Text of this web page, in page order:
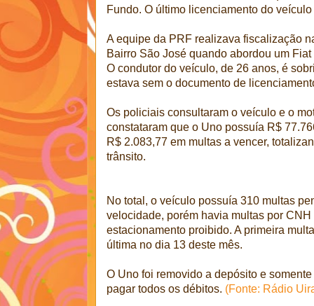
Fundo. O último licenciamento do
A equipe da PRF realizava fiscalização
Bairro São José quando abordou um
O condutor do veículo, de 26 anos, é
estava sem o documento de
Os policiais consultaram o veículo e o
constataram que o Uno possuía R$
R$ 2.083,77 em multas a vencer,
trânsito.
No total, o veículo possuía 310 multas
velocidade, porém havia multas por
estacionamento proibido. A primeira
última no dia 13 deste mês.
O Uno foi removido a depósito e
pagar todos os débitos. (Fonte: Rádio